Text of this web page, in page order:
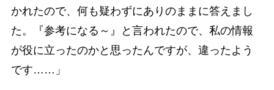
かれたので、何も疑わずにありのままに答えまし
た。『参考になる～』と言われたので、私の情報
が役に立ったのかと思ったんですが、違ったよう
です……」